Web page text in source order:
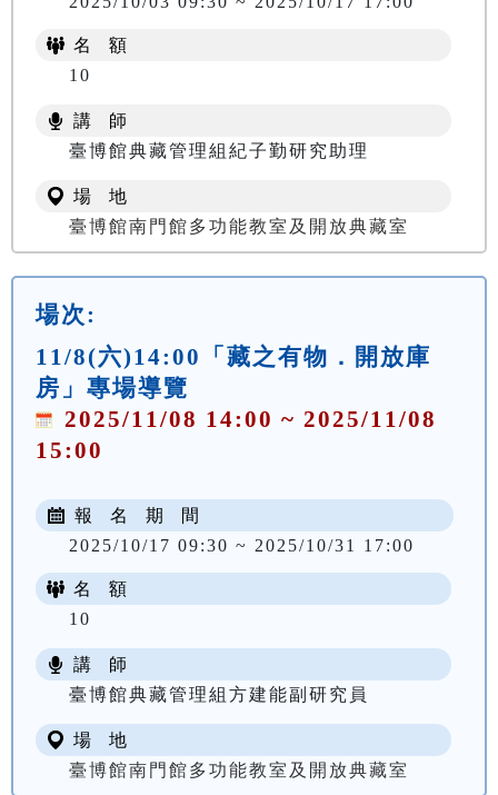
名 額
10
講 師
臺博館典藏管理組紀子勤研究助理
場 地
臺博館南門館多功能教室及開放典藏室
場次:
11/8(六)14:00「藏之有物．開放庫
房」專場導覽
2025/11/08 14:00 ~ 2025/11/08
15:00
報 名 期 間
2025/10/17 09:30 ~ 2025/10/31 17:00
名 額
10
講 師
臺博館典藏管理組方建能副研究員
場 地
臺博館南門館多功能教室及開放典藏室